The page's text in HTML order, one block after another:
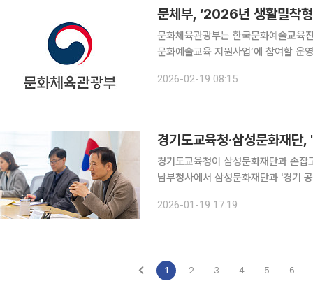
문체부, ‘2026년 생활밀착
문화체육관광부는 한국문화예술교
문화예술교육 지원사업’에 참여할 운영기관과 단체를 공
가까이에서의 문화 향유 기회를 확대
2026-02-19 08:15
경기도교육청이 삼성문화재단과 손잡고 미래
남부청사에서 삼성문화재단과 '경기
미술관(용인)의 전문 인력·교육자원
2026-01-19 17:19
1 2 3 4 5 6